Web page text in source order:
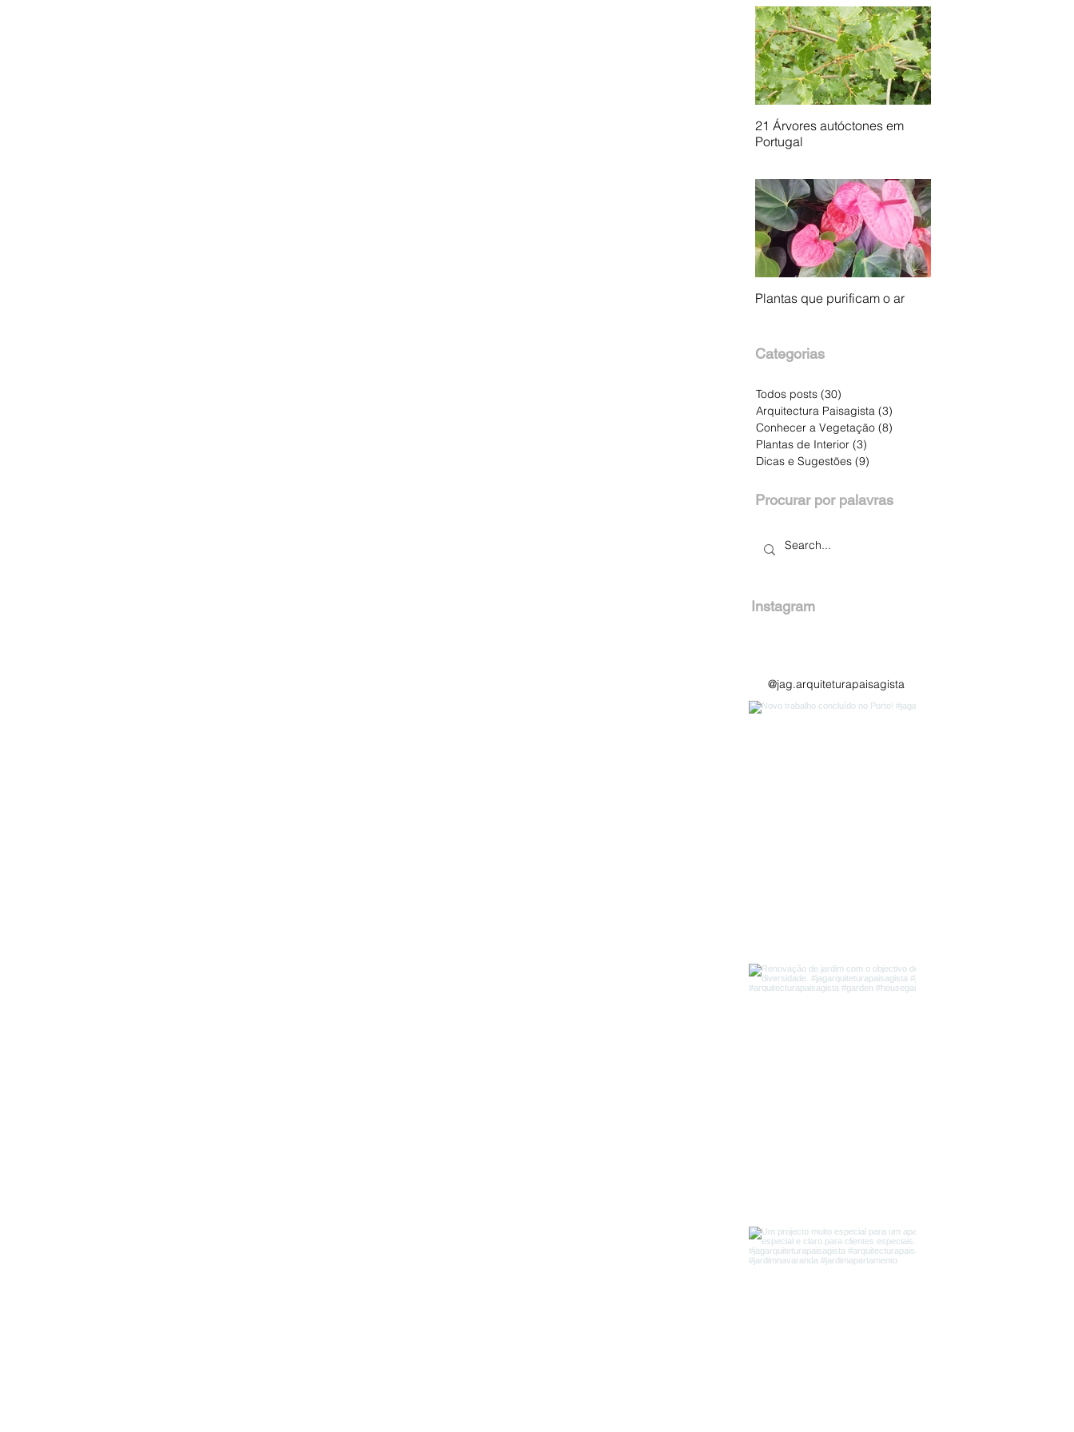
21 Árvores autóctones em
Portugal
Plantas que purificam o ar
Categorias
Todos posts (30)
Arquitectura Paisagista (3)
Conhecer a Vegetação (8)
Plantas de Interior (3)
Dicas e Sugestões (9)
Procurar por palavras
Instagram
@jag.arquiteturapaisagista